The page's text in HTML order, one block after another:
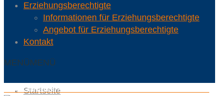
Erziehungsberechtigte
Informationen für Erziehungsberechtigte
Angebot für Erziehungsberechtigte
Kontakt
MENÜMENÜ
Startseite
Hoch hinaus! – Mit Gottes Hilfe Grenzen überwinden